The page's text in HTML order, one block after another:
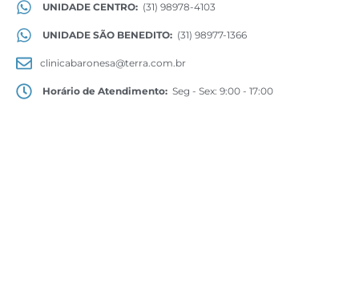
UNIDADE CENTRO: (31) 98978-4103
UNIDADE SÃO BENEDITO: (31) 98977-1366
clinicabaronesa@terra.com.br
Horário de Atendimento: Seg - Sex: 9:00 - 17:00